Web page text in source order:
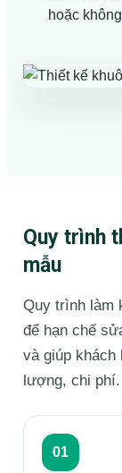
hoặc
Quy trình
mẫu
Quy trình làm
để hạn chế
và giúp khách
lượng, chi phí.